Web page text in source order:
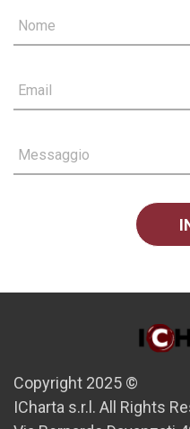
Nome
Email
Messaggio
Copyright 2025 ©
ICharta s.r.l. All Rights